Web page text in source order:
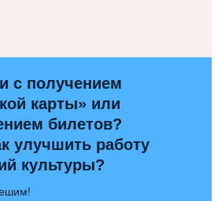
с получением
карты» или
билетов?
улучшить работу
культуры?